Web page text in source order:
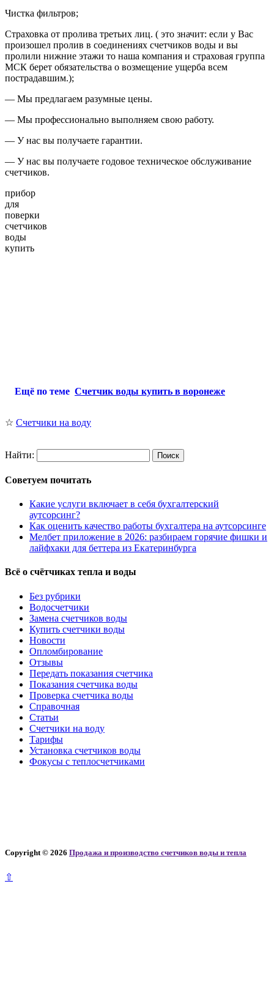
Чистка фильтров;
Страховка от пролива третьих лиц. ( это значит: если у Вас
произошел пролив в соединениях счетчиков воды и вы
пролили нижние этажи то наша компания и страховая группа
МСК берет обязательства о возмещение ущерба всем
пострадавшим.);
— Мы предлагаем разумные цены.
— Мы профессионально выполняем свою работу.
— У нас вы получаете гарантии.
— У нас вы получаете годовое техническое обслуживание
счетчиков.
прибор
для
поверки
счетчиков
воды
купить
Ещё по теме Счетчик воды купить в воронеже
☆ Счетчики на воду
Найти:
Советуем почитать
Какие услуги включает в себя бухгалтерский
аутсорсинг?
Как оценить качество работы бухгалтера на аутсорсинге
Мелбет приложение в 2026: разбираем горячие фишки и
лайфхаки для беттера из Екатеринбурга
Всё о счётчиках тепла и воды
Без рубрики
Водосчетчики
Замена счетчиков воды
Купить счетчики воды
Новости
Опломбирование
Отзывы
Передать показания счетчика
Показания счетчика воды
Проверка счетчика воды
Справочная
Статьи
Счетчики на воду
Тарифы
Установка счетчиков воды
Фокусы с теплосчетчиками
Copyright © 2026 Продажа и производство счетчиков воды и тепла
⇧